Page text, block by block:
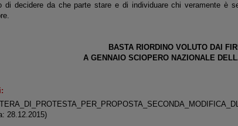
di decidere da che parte stare e di individuare chi veramente è
BASTA RIORDINO VOLUTO DAI
A GENNAIO SCIOPERO NAZIONALE
28.12.2015)